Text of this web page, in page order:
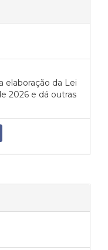
elaboração da Lei
2026 e dá outras